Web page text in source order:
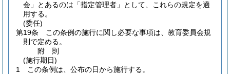
会」とあるのは「指定管理者」として、これらの規定を適
用する。
(委任)
第19条
この条例の施行に関し必要な事項は、教育委員会規
則で定める。
附 則
(施行期日)
1
この条例は、公布の日から施行する。